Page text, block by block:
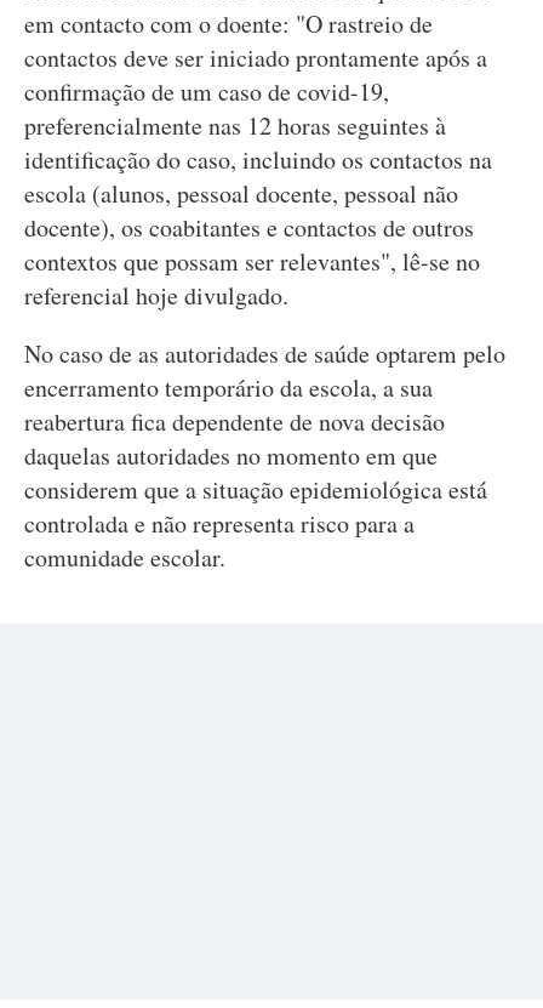
em contacto com o doente: "O rastreio de
contactos deve ser iniciado prontamente após a
confirmação de um caso de covid-19,
preferencialmente nas 12 horas seguintes à
identificação do caso, incluindo os contactos na
escola (alunos, pessoal docente, pessoal não
docente), os coabitantes e contactos de outros
contextos que possam ser relevantes", lê-se no
referencial hoje divulgado.
No caso de as autoridades de saúde optarem pelo
encerramento temporário da escola, a sua
reabertura fica dependente de nova decisão
daquelas autoridades no momento em que
considerem que a situação epidemiológica está
controlada e não representa risco para a
comunidade escolar.